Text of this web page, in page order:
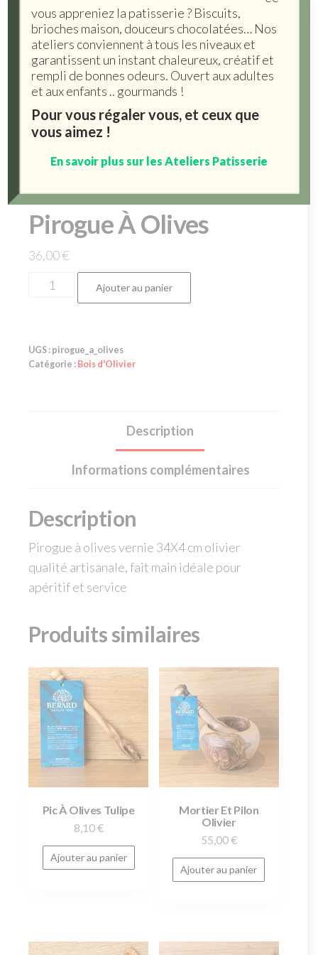
Pirogue À Olives
36,00€
Ajouter au panier
UGS : pirogue_a_olives
Catégorie : Bois d'Olivier
Description
Informations complémentaires
Description
Pirogue à olives vernie 34X4 cm olivier
qualité artisanale, fait main idéale pour
apéritif et service
Produits similaires
Pic À Olives Tulipe
8,10 €
Ajouter au panier
Mortier Et Pilon
Olivier
55,00 €
Ajouter au panier
vous appreniez la patisserie ? Biscuits,
brioches maison, douceurs chocolatées… Nos
ateliers conviennent à tous les niveaux et
garantissent un instant chaleureux, créatif et
rempli de bonnes odeurs. Ouvert aux adultes
et aux enfants .. gourmands !
Pour vous régaler vous, et ceux que
vous aimez !
En savoir plus sur les Ateliers Patisserie